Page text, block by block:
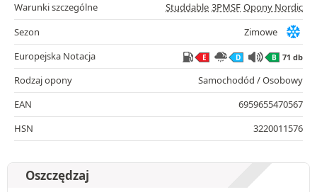
Warunki szczególne Studdable 3PMSF Opony Nordic
Sezon
Zimowe
Europejska Notacja
E D B 71 db
Rodzaj opony
Samochodód / Osobowy
EAN
6959655470567
HSN
3220011576
Oszczędzaj